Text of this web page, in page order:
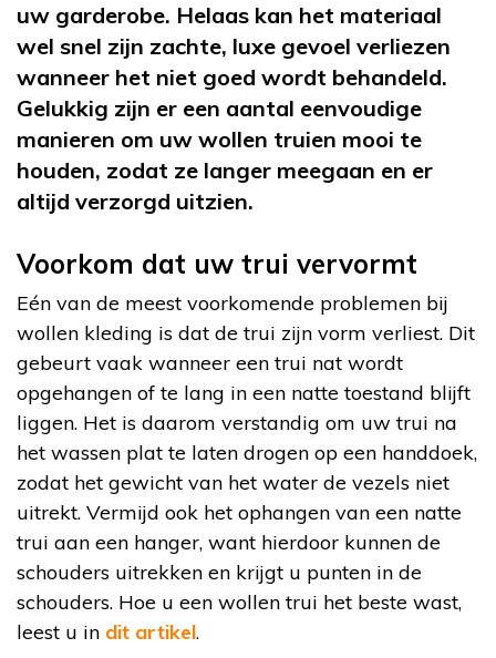
uw garderobe. Helaas kan het materiaal
wel snel zijn zachte, luxe gevoel verliezen
wanneer het niet goed wordt behandeld.
Gelukkig zijn er een aantal eenvoudige
manieren om uw wollen truien mooi te
houden, zodat ze langer meegaan en er
altijd verzorgd uitzien.
Voorkom dat uw trui vervormt
Eén van de meest voorkomende problemen bij
wollen kleding is dat de trui zijn vorm verliest. Dit
gebeurt vaak wanneer een trui nat wordt
opgehangen of te lang in een natte toestand blijft
liggen. Het is daarom verstandig om uw trui na
het wassen plat te laten drogen op een handdoek,
zodat het gewicht van het water de vezels niet
uitrekt. Vermijd ook het ophangen van een natte
trui aan een hanger, want hierdoor kunnen de
schouders uitrekken en krijgt u punten in de
schouders. Hoe u een wollen trui het beste wast,
leest u in dit artikel.